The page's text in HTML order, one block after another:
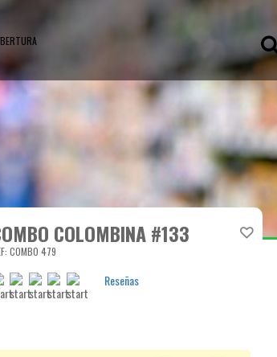
COLOMBINA #133
COMBO 479
Reseñas